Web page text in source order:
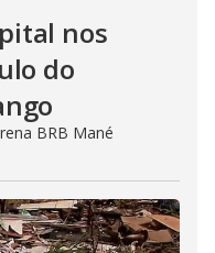
nos
do
BRB Mané